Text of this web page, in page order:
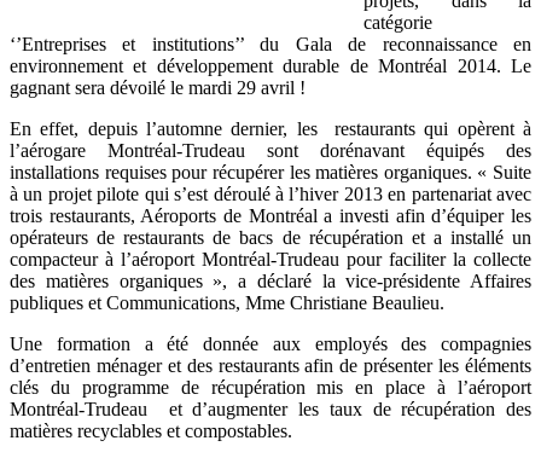
catégorie
‘’Entreprises et institutions’’ du Gala de reconnaissance en
environnement et développement durable de Montréal 2014. Le
gagnant sera dévoilé le mardi 29 avril !
En effet, depuis l’automne dernier, les restaurants qui opèrent à
l’aérogare Montréal-Trudeau sont dorénavant équipés des
installations requises pour récupérer les matières organiques. « Suite
à un projet pilote qui s’est déroulé à l’hiver 2013 en partenariat avec
trois restaurants, Aéroports de Montréal a investi afin d’équiper les
opérateurs de restaurants de bacs de récupération et a installé un
compacteur à l’aéroport Montréal-Trudeau pour faciliter la collecte
des matières organiques », a déclaré la vice-présidente Affaires
publiques et Communications, Mme Christiane Beaulieu.
Une formation a été donnée aux employés des compagnies
d’entretien ménager et des restaurants afin de présenter les éléments
clés du programme de récupération mis en place à l’aéroport
Montréal-Trudeau et d’augmenter les taux de récupération des
matières recyclables et compostables.